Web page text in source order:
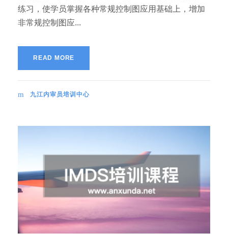
练习，使学员掌握各种常规控制图应用基础上，增加
非常规控制图应...
READ MORE
九江内审员培训中心